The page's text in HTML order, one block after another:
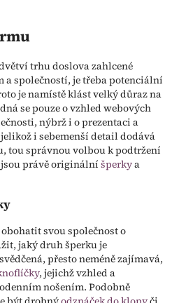
trhu doslova zahlcené
společností, je třeba potenciální
je namístě klást velký důraz na
se pouze o vzhled webových
nýbrž i o prezentaci a
i sebemenší detail dodává
tou správnou volbou k podtržení
právě originální šperkya
svou společnost o
jaký druh šperku je
přesto neméně zajímavá,
, jejichž vzhled a
nošením. Podobně